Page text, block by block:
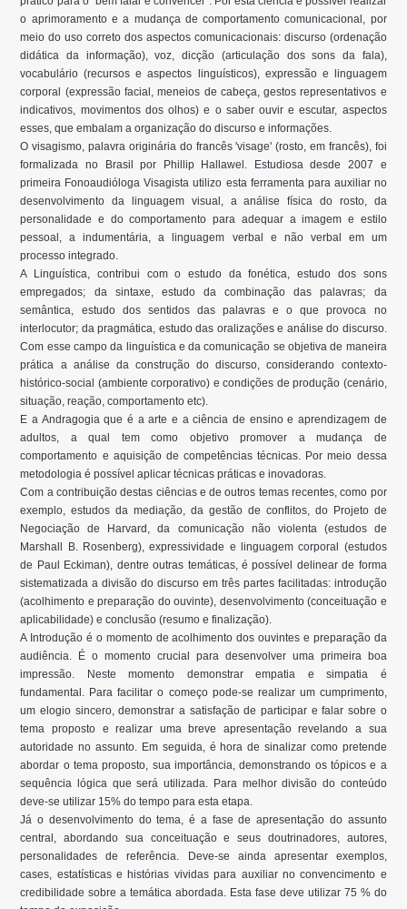
o aprimoramento e a mudança de comportamento comunicacional, por
meio do uso correto dos aspectos comunicacionais: discurso (ordenação
didática da informação), voz, dicção (articulação dos sons da fala),
vocabulário (recursos e aspectos linguísticos), expressão e linguagem
corporal (expressão facial, meneios de cabeça, gestos representativos e
indicativos, movimentos dos olhos) e o saber ouvir e escutar, aspectos
esses, que embalam a organização do discurso e informações.
O visagismo, palavra originária do francês 'visage' (rosto, em francês), foi
formalizada no Brasil por Phillip Hallawel. Estudiosa desde 2007 e
primeira Fonoaudióloga Visagista utilizo esta ferramenta para auxiliar no
desenvolvimento da linguagem visual, a análise física do rosto, da
personalidade e do comportamento para adequar a imagem e estilo
pessoal, a indumentária, a linguagem verbal e não verbal em um
processo integrado.
A Linguística, contribui com o estudo da fonética, estudo dos sons
empregados; da sintaxe, estudo da combinação das palavras; da
semântica, estudo dos sentidos das palavras e o que provoca no
interlocutor; da pragmática, estudo das oralizações e análise do discurso.
Com esse campo da linguística e da comunicação se objetiva de maneira
prática a análise da construção do discurso, considerando contexto-
histórico-social (ambiente corporativo) e condições de produção (cenário,
situação, reação, comportamento etc).
E a Andragogia que é a arte e a ciência de ensino e aprendizagem de
adultos, a qual tem como objetivo promover a mudança de
comportamento e aquisição de competências técnicas. Por meio dessa
metodologia é possível aplicar técnicas práticas e inovadoras.
Com a contribuição destas ciências e de outros temas recentes, como por
exemplo, estudos da mediação, da gestão de conflitos, do Projeto de
Negociação de Harvard, da comunicação não violenta (estudos de
Marshall B. Rosenberg), expressividade e linguagem corporal (estudos
de Paul Eckiman), dentre outras temáticas, é possível delinear de forma
sistematizada a divisão do discurso em três partes facilitadas: introdução
(acolhimento e preparação do ouvinte), desenvolvimento (conceituação e
aplicabilidade) e conclusão (resumo e finalização).
A Introdução é o momento de acolhimento dos ouvintes e preparação da
audiência. É o momento crucial para desenvolver uma primeira boa
impressão. Neste momento demonstrar empatia e simpatia é
fundamental. Para facilitar o começo pode-se realizar um cumprimento,
um elogio sincero, demonstrar a satisfação de participar e falar sobre o
tema proposto e realizar uma breve apresentação revelando a sua
autoridade no assunto. Em seguida, é hora de sinalizar como pretende
abordar o tema proposto, sua importância, demonstrando os tópicos e a
sequência lógica que será utilizada. Para melhor divisão do conteúdo
deve-se utilizar 15% do tempo para esta etapa.
Já o desenvolvimento do tema, é a fase de apresentação do assunto
central, abordando sua conceituação e seus doutrinadores, autores,
personalidades de referência. Deve-se ainda apresentar exemplos,
cases, estatísticas e histórias vividas para auxiliar no convencimento e
credibilidade sobre a temática abordada. Esta fase deve utilizar 75 % do